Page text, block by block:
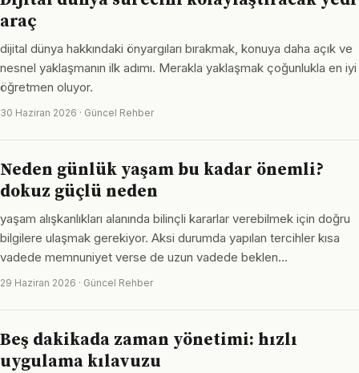
araç
dijital dünya hakkındaki önyargıları bırakmak, konuya daha açık ve
nesnel yaklaşmanın ilk adımı. Merakla yaklaşmak çoğunlukla en iyi
öğretmen oluyor.
30 Haziran 2026 · Güncel Rehber
Neden günlük yaşam bu kadar önemli?
dokuz güçlü neden
yaşam alışkanlıkları alanında bilinçli kararlar verebilmek için doğru
bilgilere ulaşmak gerekiyor. Aksi durumda yapılan tercihler kısa
vadede memnuniyet verse de uzun vadede beklen…
29 Haziran 2026 · Güncel Rehber
Beş dakikada zaman yönetimi: hızlı
uygulama kılavuzu